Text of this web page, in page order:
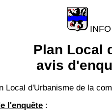
Plan Local
avis
Local d'Urbanisme de la
l'enquête :